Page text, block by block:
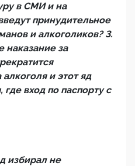
в СМИ и на
принудительное
и алкоголиков? 3.
наказание за
и этот яд
вход по паспорту с
избирал не